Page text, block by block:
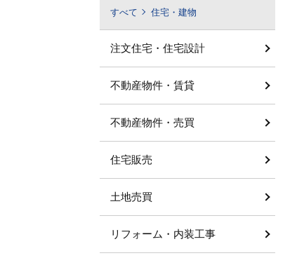
すべて 住宅・建物
注文住宅・住宅設計
不動産物件・賃貸
不動産物件・売買
住宅販売
土地売買
リフォーム・内装工事